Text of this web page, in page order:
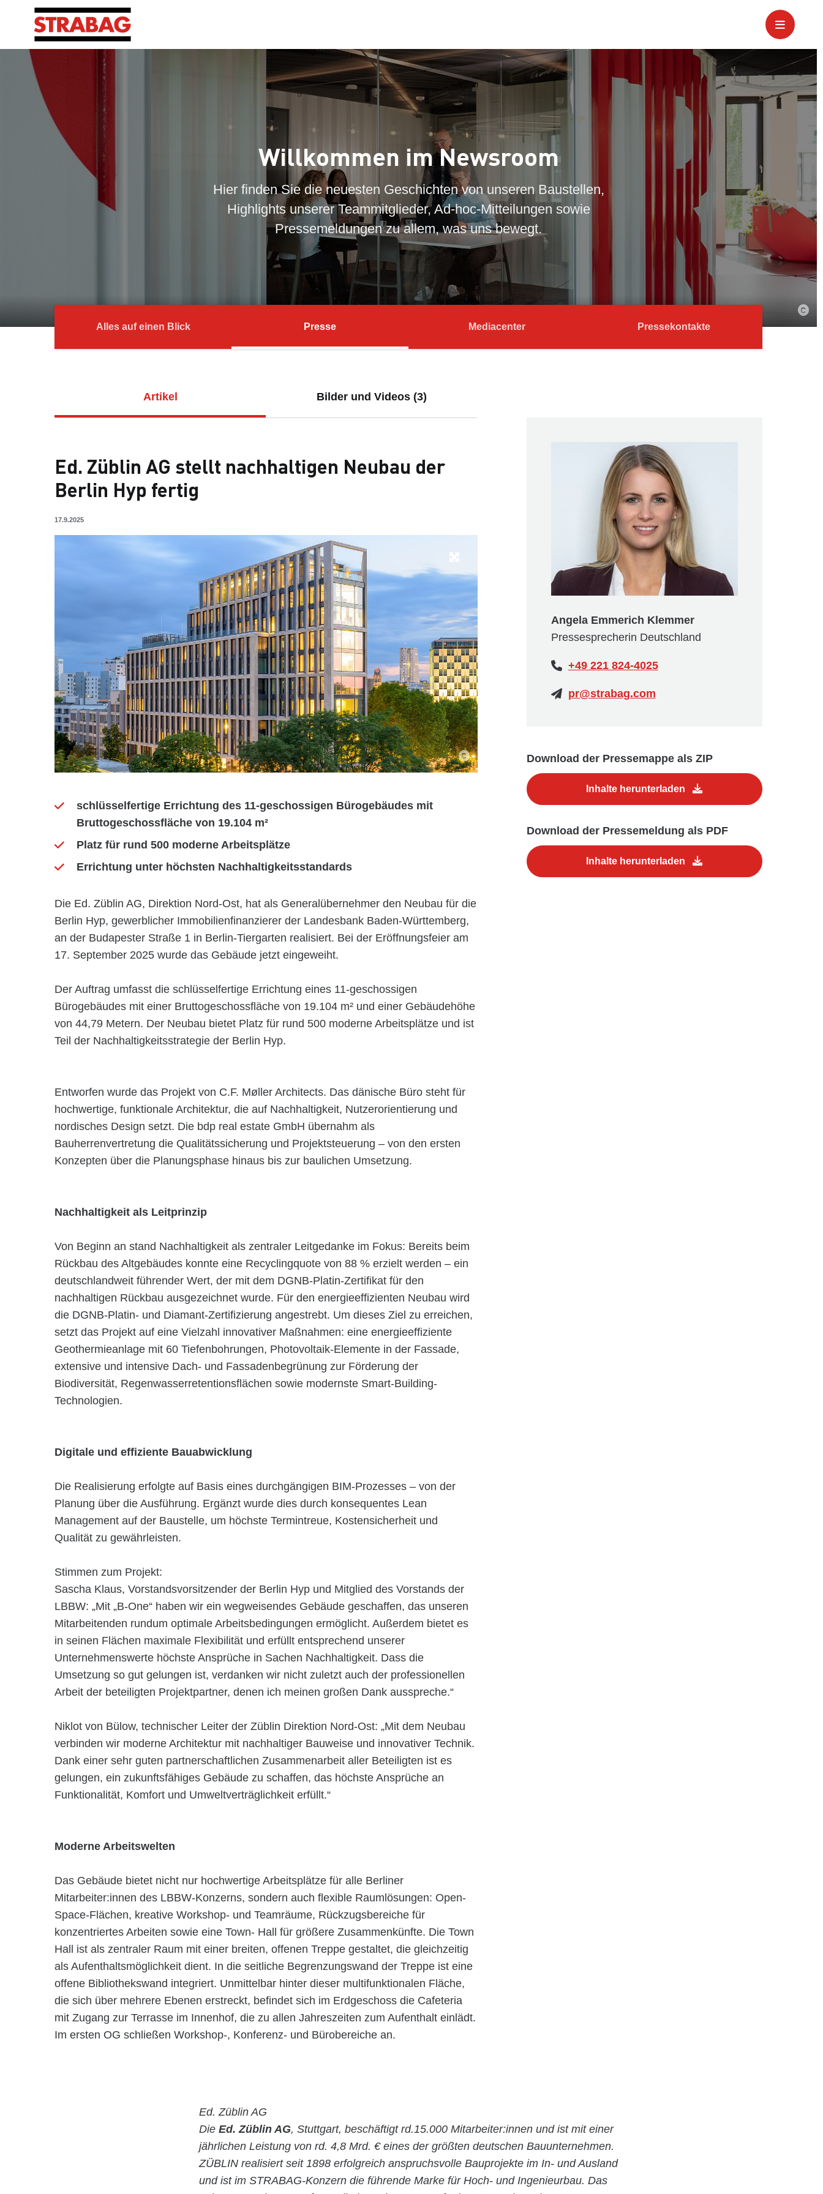
Willkommen im Newsroom
Hier finden Sie die neuesten Geschichten von unseren Baustellen,
Highlights unserer Teammitglieder, Ad-hoc-Mitteilungen sowie
Pressemeldungen zu allem, was uns bewegt.
Alles auf einen Blick Presse Mediacenter Pressekontakte
Artikel Bilder und Videos (3)
Ed. Züblin AG stellt nachhaltigen Neubau der
Berlin Hyp fertig
17.9.2025
schlüsselfertige Errichtung des 11-geschossigen Bürogebäudes mit
Bruttogeschossfläche von 19.104 m²
Platz für rund 500 moderne Arbeitsplätze
Errichtung unter höchsten Nachhaltigkeitsstandards
Die Ed. Züblin AG, Direktion Nord-Ost, hat als Generalübernehmer den Neubau für die
Berlin Hyp, gewerblicher Immobilienfinanzierer der Landesbank Baden-Württemberg,
an der Budapester Straße 1 in Berlin-Tiergarten realisiert. Bei der Eröffnungsfeier am
17. September 2025 wurde das Gebäude jetzt eingeweiht.
Der Auftrag umfasst die schlüsselfertige Errichtung eines 11-geschossigen
Bürogebäudes mit einer Bruttogeschossfläche von 19.104 m² und einer Gebäudehöhe
von 44,79 Metern. Der Neubau bietet Platz für rund 500 moderne Arbeitsplätze und ist
Teil der Nachhaltigkeitsstrategie der Berlin Hyp.
Entworfen wurde das Projekt von C.F. Møller Architects. Das dänische Büro steht für
hochwertige, funktionale Architektur, die auf Nachhaltigkeit, Nutzerorientierung und
nordisches Design setzt. Die bdp real estate GmbH übernahm als
Bauherrenvertretung die Qualitätssicherung und Projektsteuerung – von den ersten
Konzepten über die Planungsphase hinaus bis zur baulichen Umsetzung.
Nachhaltigkeit als Leitprinzip
Von Beginn an stand Nachhaltigkeit als zentraler Leitgedanke im Fokus: Bereits beim
Rückbau des Altgebäudes konnte eine Recyclingquote von 88 % erzielt werden – ein
deutschlandweit führender Wert, der mit dem DGNB-Platin-Zertifikat für den
nachhaltigen Rückbau ausgezeichnet wurde. Für den energieeffizienten Neubau wird
die DGNB-Platin- und Diamant-Zertifizierung angestrebt. Um dieses Ziel zu erreichen,
setzt das Projekt auf eine Vielzahl innovativer Maßnahmen: eine energieeffiziente
Geothermieanlage mit 60 Tiefenbohrungen, Photovoltaik-Elemente in der Fassade,
extensive und intensive Dach- und Fassadenbegrünung zur Förderung der
Biodiversität, Regenwasserretentionsflächen sowie modernste Smart-Building-
Technologien.
Digitale und effiziente Bauabwicklung
Die Realisierung erfolgte auf Basis eines durchgängigen BIM-Prozesses – von der
Planung über die Ausführung. Ergänzt wurde dies durch konsequentes Lean
Management auf der Baustelle, um höchste Termintreue, Kostensicherheit und
Qualität zu gewährleisten.
Stimmen zum Projekt:
Sascha Klaus, Vorstandsvorsitzender der Berlin Hyp und Mitglied des Vorstands der
LBBW: „Mit „B-One“ haben wir ein wegweisendes Gebäude geschaffen, das unseren
Mitarbeitenden rundum optimale Arbeitsbedingungen ermöglicht. Außerdem bietet es
in seinen Flächen maximale Flexibilität und erfüllt entsprechend unserer
Unternehmenswerte höchste Ansprüche in Sachen Nachhaltigkeit. Dass die
Umsetzung so gut gelungen ist, verdanken wir nicht zuletzt auch der professionellen
Arbeit der beteiligten Projektpartner, denen ich meinen großen Dank ausspreche.“
Niklot von Bülow, technischer Leiter der Züblin Direktion Nord-Ost: „Mit dem Neubau
verbinden wir moderne Architektur mit nachhaltiger Bauweise und innovativer Technik.
Dank einer sehr guten partnerschaftlichen Zusammenarbeit aller Beteiligten ist es
gelungen, ein zukunftsfähiges Gebäude zu schaffen, das höchste Ansprüche an
Funktionalität, Komfort und Umweltverträglichkeit erfüllt.“
Moderne Arbeitswelten
Das Gebäude bietet nicht nur hochwertige Arbeitsplätze für alle Berliner
Mitarbeiter:innen des LBBW-Konzerns, sondern auch flexible Raumlösungen: Open-
Space-Flächen, kreative Workshop- und Teamräume, Rückzugsbereiche für
konzentriertes Arbeiten sowie eine Town- Hall für größere Zusammenkünfte. Die Town
Hall ist als zentraler Raum mit einer breiten, offenen Treppe gestaltet, die gleichzeitig
als Aufenthaltsmöglichkeit dient. In die seitliche Begrenzungswand der Treppe ist eine
offene Bibliothekswand integriert. Unmittelbar hinter dieser multifunktionalen Fläche,
die sich über mehrere Ebenen erstreckt, befindet sich im Erdgeschoss die Cafeteria
mit Zugang zur Terrasse im Innenhof, die zu allen Jahreszeiten zum Aufenthalt einlädt.
Im ersten OG schließen Workshop-, Konferenz- und Bürobereiche an.
Download der Pressemappe als ZIP
Inhalte herunterladen
Download der Pressemeldung als PDF
Inhalte herunterladen
Angela Emmerich Klemmer
Pressesprecherin Deutschland
+49 221 824-4025
pr@strabag.com
Ed. Züblin AG
Die Ed. Züblin AG, Stuttgart, beschäftigt rd.15.000 Mitarbeiter:innen und ist mit einer
jährlichen Leistung von rd. 4,8 Mrd. € eines der größten deutschen Bauunternehmen.
ZÜBLIN realisiert seit 1898 erfolgreich anspruchsvolle Bauprojekte im In- und Ausland
und ist im STRABAG-Konzern die führende Marke für Hoch- und Ingenieurbau. Das